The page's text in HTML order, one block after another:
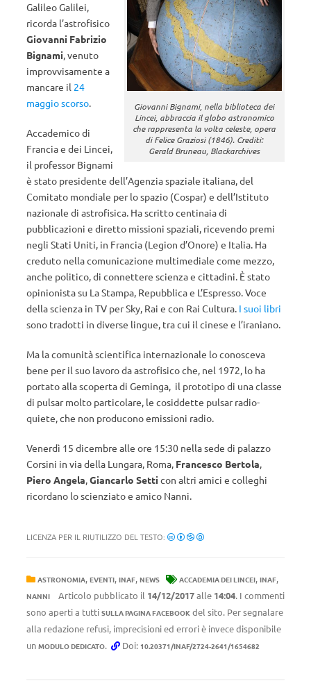
Giovanni Bignami, nella biblioteca dei
Lincei, abbraccia il globo astronomico
che rappresenta la volta celeste, opera
di Felice Graziosi (1846). Crediti:
Gerald Bruneau, Blackarchives
Galileo Galilei,
ricorda l’astrofisico
Giovanni Fabrizio
Bignami, venuto
improvvisamente a
mancare il 24
maggio scorso.
Accademico di
Francia e dei Lincei,
il professor Bignami
è stato presidente dell’Agenzia spaziale italiana, del
Comitato mondiale per lo spazio (Cospar) e dell’Istituto
nazionale di astrofisica. Ha scritto centinaia di
pubblicazioni e diretto missioni spaziali, ricevendo premi
negli Stati Uniti, in Francia (Legion d’Onore) e Italia. Ha
creduto nella comunicazione multimediale come mezzo,
anche politico, di connettere scienza e cittadini. È stato
opinionista su La Stampa, Repubblica e L’Espresso. Voce
della scienza in TV per Sky, Rai e con Rai Cultura. I suoi libri
sono tradotti in diverse lingue, tra cui il cinese e l’iraniano.
Ma la comunità scientifica internazionale lo conosceva
bene per il suo lavoro da astrofisico che, nel 1972, lo ha
portato alla scoperta di Geminga, il prototipo di una classe
di pulsar molto particolare, le cosiddette pulsar radio-
quiete, che non producono emissioni radio.
Venerdì 15 dicembre alle ore 15:30 nella sede di palazzo
Corsini in via della Lungara, Roma, Francesco Bertola,
Piero Angela,Giancarlo Setti con altri amici e colleghi
ricordano lo scienziato e amico Nanni.
LICENZA PER IL RIUTILIZZO DEL TESTO:
ASTRONOMIA, EVENTI, INAF, NEWS ACCADEMIA DEI LINCEI, INAF,
NANNI Articolo pubblicato il 14/12/2017alle 14:04. I commenti
sono aperti a tutti SULLA PAGINA FACEBOOK del sito. Per segnalare
alla redazione refusi, imprecisioni ed errori è invece disponibile
un MODULO DEDICATO. Doi: 10.20371/INAF/2724-2641/1654682